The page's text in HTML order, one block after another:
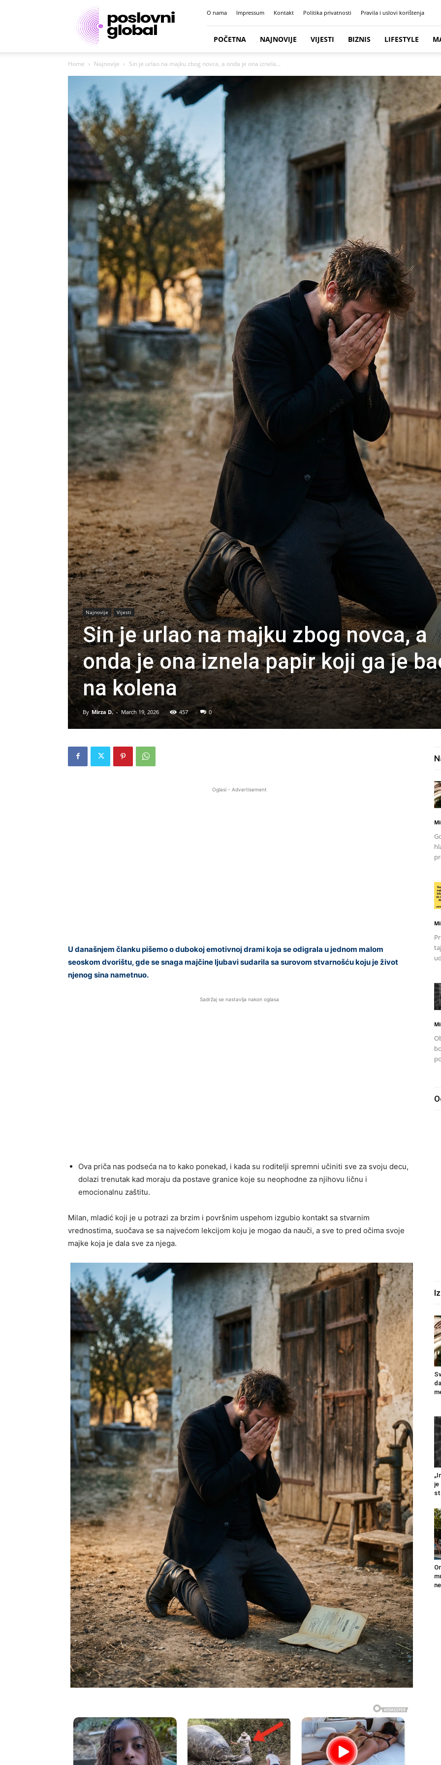
Poslovni
portal
O nama Impressum Kontakt Politika privatnosti Pravila i uslovi korištenja
POČETNA NAJNOVIJE VIJESTI BIZNIS LIFESTYLE
Home Najnovije Sin je urlao na majku zbog novca, a onda je ona iznela...
Najnovije Vijesti
Sin je urlao na majku zbog novca, a
onda je ona iznela papir koji ga je
na kolena
By Mirza D. - March 19, 2026 457 0
Oglasi - Advertisement
U današnjem članku pišemo o dubokoj emotivnoj drami koja se odigrala u jednom malom
seoskom dvorištu, gde se snaga majčine ljubavi sudarila sa surovom stvarnošću koju je život
njenog sina nametnuo.
Sadržaj se nastavlja nakon oglasa
Ova priča nas podseća na to kako ponekad, i kada su roditelji spremni učiniti sve za svoju decu,
dolazi trenutak kad moraju da postave granice koje su neophodne za njihovu ličnu i
emocionalnu zaštitu.
Milan, mladić koji je u potrazi za brzim i površnim uspehom izgubio kontakt sa stvarnim
vrednostima, suočava se sa najvećom lekcijom koju je mogao da nauči, a sve to pred očima svoje
majke koja je dala sve za njega.
je